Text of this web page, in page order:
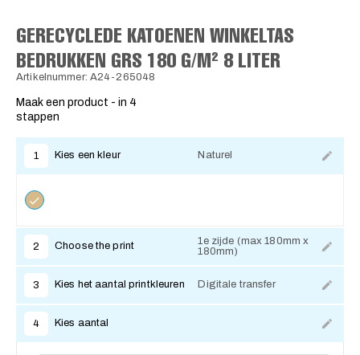
GERECYCLEDE KATOENEN WINKELTAS
BEDRUKKEN GRS 180 G/M² 8 LITER
Artikelnummer: A24-265048
Maak een product - in 4
stappen
1 Kies een kleur Naturel
2 Choose the print
1e zijde (max 180mm x
180mm)
3 Kies het aantal printkleuren Digitale transfer
4 Kies aantal